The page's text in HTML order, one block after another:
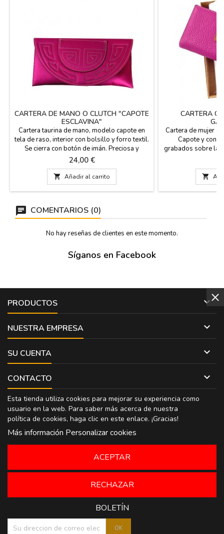
CARTERA DE MANO O CLUTCH "CAPOTE
ESCLAVINA"
Cartera taurina de mano, modelo capote en
tela de raso, interior con bolsillo y forro textil.
Se cierra con botón de imán. Preciosa y
elegante cartera para ir de fiesta y por
supuesto, a los toros. Fácil limpieza con agua
o espuma seca. Hecha en España. Medidas:
27 x 14 x 2 cm
Precio
24,00 €
 Añadir al carrito
CARTERA
Cartera de mujer
Capote y con
grabados sobre la
en la parte
tamaños.
Pequeña: 11 cm x
10 cm /

COMENTARIOS (0)
No hay reseñas de clientes en este momento.
Síganos en Facebook
PRODUCTOS 
NUESTRA EMPRESA 
SU CUENTA 
CONTACTO 
Esta tienda utiliza cookies para mejorar su experiencia como
usuario en la web. Para saber más acerca de nuestra
política de cookies, haga clic en este enlace. ¡Gracias!
Más información Personalizar cookies
RECHAZAR
ACEPTAR
BOLETÍN